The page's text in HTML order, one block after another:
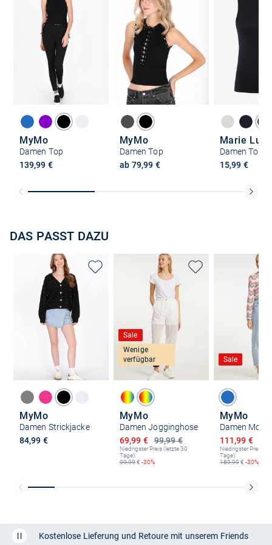
MyMo
Damen Top
139,99 €
MyMo
Damen Top
ab 79,99 €
Marie
Damen Top
15,99 €
DAS PASST DAZU
MyMo
Damen Strickjacke
84,99 €
Sale
Wenige
verfügbar
MyMo
Damen Jogginghose
99,99 €
Ermäßigter Preis
69,99 €
Niedrigster Preis (letzte 30
Tage):
99,99€ -30%
Sale
MyMo
Damen
Ermäßigter
111,99 €
Niedrigster Preis
Tage):
159,99€ -30%
Kostenlose Lieferung und Retoure mit unserem Friends